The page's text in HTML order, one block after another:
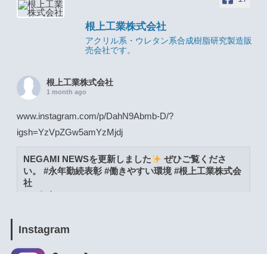
根上工業株式会社
アクリル系・ウレタン系合成樹脂研究製造販
売会社です。
根上工業株式会社
1 month ago
www.instagram.com/p/DahN9Abmb-D/?
igsh=YzVpZGw5amYzMjdj
NEGAMI NEWSを更新しました
ぜひご覧くださ
い。 #永年勤続表彰 #働きやすい環境 #根上工業株式会
社
www.instagram.com
Instagram